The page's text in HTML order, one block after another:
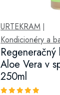
URTEKRAM|
Kondicionéry a
Aloe Vera v
250ml